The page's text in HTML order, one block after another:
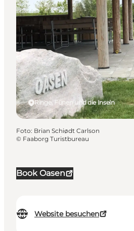
Book Oasen
Website besuchen
Ringe, Fünen und die Inseln
Foto: Brian Schiødt Carlson
© Faaborg Turistbureau